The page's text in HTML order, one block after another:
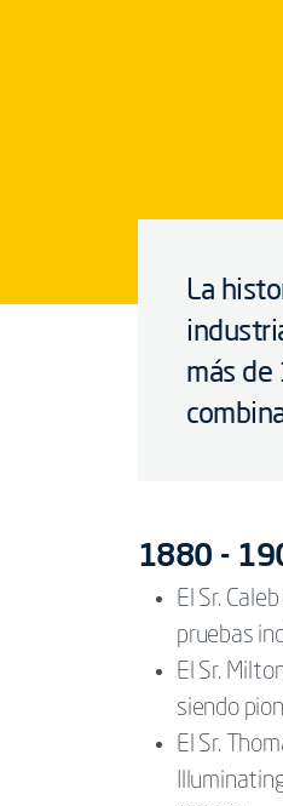
La
más
1880 -
El Sr.
pruebas
El Sr.
siendo
El Sr.